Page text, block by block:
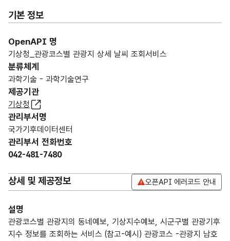
기본 정보
OpenAPI 명
기상청_관광코스별 관광지 상세 날씨 조회서비스
분류체계
과학기술 - 과학기술연구
제공기관
기상청
관리부서명
국가기후데이터센터
관리부서 전화번호
042-481-7480
상세 및 제공정보 오픈API 에러코드 안내
설명
관광코스별 관광지의 동네예보, 기상지수예보, 시군구별 관광기후
지수 정보를 조회하는 서비스 (참고-예시) 관광코스 -관광지 남호